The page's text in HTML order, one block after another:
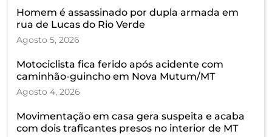
Homem é assassinado por dupla armada em
rua de Lucas do Rio Verde
Agosto 5, 2026
Motociclista fica ferido após acidente com
caminhão-guincho em Nova Mutum/MT
Agosto 4, 2026
Movimentação em casa gera suspeita e acaba
com dois traficantes presos no interior de MT